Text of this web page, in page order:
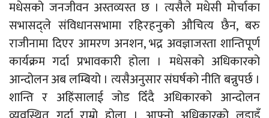
मधेसको जनजीवन अस्तव्यस्त छ । त्यसैले मधेसी मोर्चाका
सभासद्ले संविधानसभामा रहिरहनुको औचित्य छैन, बरु
राजीनामा दिएर आमरण अनशन, भद्र अवज्ञाजस्ता शान्तिपूर्ण
कार्यक्रम गर्दा प्रभावकारी होला । मधेसको अधिकारको
आन्दोलन अब लम्बियो । त्यसैअनुसार संघर्षको नीति बन्नुपर्छ ।
शान्ति र अहिंसालाई जोड दिँदै अधिकारको आन्दोलन